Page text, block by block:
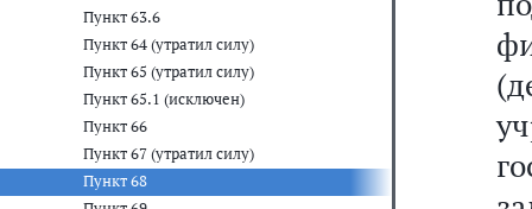
Пункт 63.6
Пункт 64 (утратил силу)
Пункт 65 (утратил силу)
Пункт 65.1 (исключен)
Пункт 66
Пункт 67 (утратил силу)
Пункт 68